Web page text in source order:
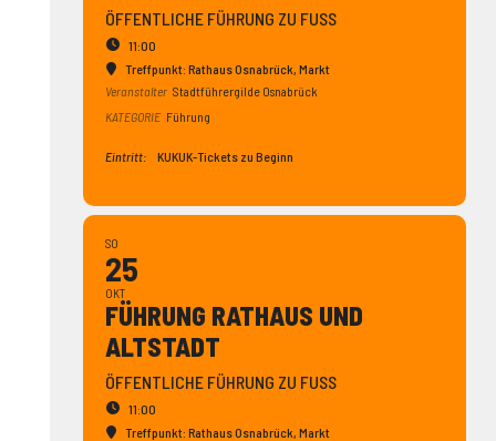
ÖFFENTLICHE FÜHRUNG ZU FUSS
11:00
Treffpunkt: Rathaus Osnabrück, Markt
Veranstalter Stadtführergilde Osnabrück
KATEGORIE Führung
Eintritt: KUKUK-Tickets zu Beginn
SO
25
OKT
FÜHRUNG RATHAUS UND
ALTSTADT
ÖFFENTLICHE FÜHRUNG ZU FUSS
11:00
Treffpunkt: Rathaus Osnabrück, Markt